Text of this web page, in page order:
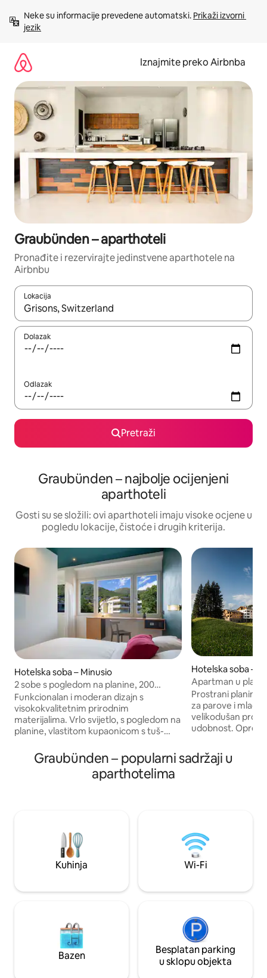
sadržaj
Neke su informacije prevedene automatski. Prikaži izvorni
jezik
Iznajmite preko Airbnba
Graubünden – aparthoteli
Pronađite i rezervirajte jedinstvene aparthotele na
Airbnbu
Lokacija
Kada budu dostupni rezultati, moći ćete ih pregledati
Dolazak
Odlazak
Pretraži
Graubünden – najbolje ocijenjeni
aparthoteli
Gosti su se složili: ovi aparthoteli imaju visoke ocjene u
pogledu lokacije, čistoće i drugih kriterija.
Hotelska soba – Minusio
2 sobe s pogledom na planine, 200
metara od jezera
Funkcionalan i moderan dizajn s
visokokvalitetnim prirodnim
materijalima. Vrlo svijetlo, s pogledom na
planine, vlastitom kupaonicom s tuš-
televizorom, minibarom i besplatnom
sigurnom Wi-Fi mrežom. Ove sobe s
vratima za povezivanje imaju 3 kreveta
Hotelska soba –
Apartman u
spavaća soba
Prostrani
za parove i mlade
velikodušan
udobnost.
balkona koji
boravak.
Graubünden – popularni sadržaji u
aparthotelima
Kuhinja Wi-Fi
Bazen
Besplatan parking
u sklopu objekta